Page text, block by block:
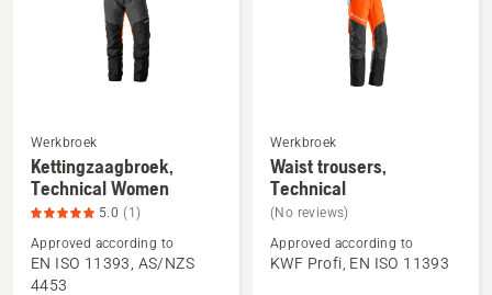
Bekijk
meer
details
over
Kettingzaagbroek,
Technical
Werkbroek
Kettingzaagbroek,
Technical Women
5.0 (1)
Approved according to
EN ISO 11393, AS/NZS
4453
Bekijk
meer
details
over
Waist
Werkbroek
Waist trousers,
Technical
(No reviews)
Approved according to
KWF Profi, EN ISO 11393